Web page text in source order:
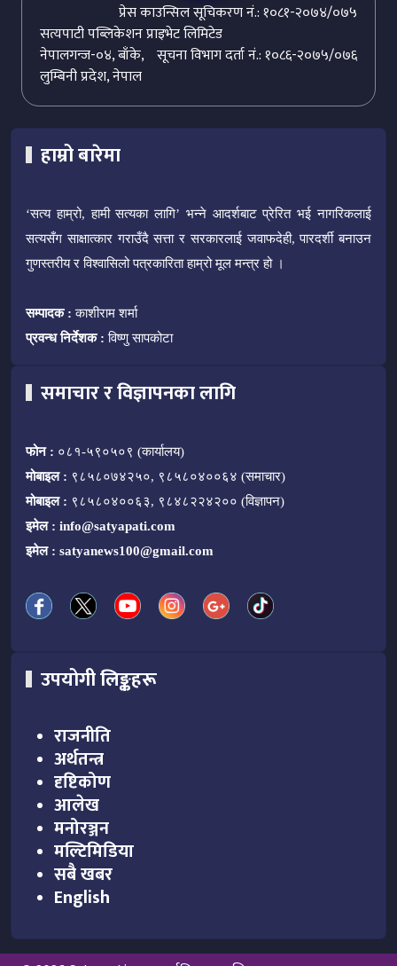
प्रेस काउन्सिल सूचिकरण नं.: १०८१-२०७४/०७५
सत्यपाटी पब्लिकेशन प्राइभेट लिमिटेड
सूचना विभाग दर्ता नं.: १०८६-२०७५/०७६
नेपालगन्ज-०४, बाँके,
लुम्बिनी प्रदेश, नेपाल
हाम्रो बारेमा
‘सत्य हाम्रो, हामी सत्यका लागि’ भन्ने आदर्शबाट प्रेरित भई नागरिकलाई
सत्यसँग साक्षात्कार गराउँदै सत्ता र सरकारलाई जवाफदेही, पारदर्शी बनाउन
गुणस्तरीय र विश्वासिलो पत्रकारिता हाम्रो मूल मन्त्र हो ।
सम्पादक : काशीराम शर्मा
प्रवन्ध निर्देशक : विष्णु सापकोटा
समाचार र विज्ञापनका लागि
फोन : ०८१-५९०५०९ (कार्यालय)
मोबाइल : ९८५८०७४२५०, ९८५८०४००६४ (समाचार)
मोबाइल : ९८५८०४००६३, ९८४८२२४२०० (विज्ञापन)
इमेल : info@satyapati.com
इमेल : satyanews100@gmail.com
उपयोगी लिङ्कहरू
राजनीति
अर्थतन्त्र
दृष्टिकोण
आलेख
मनोरञ्जन
मल्टिमिडिया
सबै खबर
English